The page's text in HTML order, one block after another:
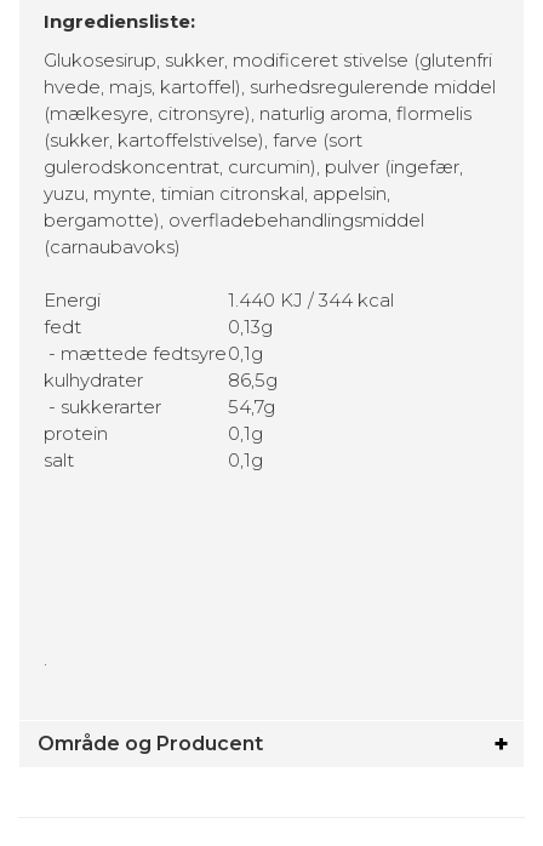
Ingrediensliste:
Glukosesirup, sukker, modificeret stivelse (glutenfri
hvede, majs, kartoffel), surhedsregulerende middel
(mælkesyre, citronsyre), naturlig aroma, flormelis
(sukker, kartoffelstivelse), farve (sort
gulerodskoncentrat, curcumin), pulver (ingefær,
yuzu, mynte, timian citronskal, appelsin,
bergamotte), overfladebehandlingsmiddel
(carnaubavoks)
Energi
1.440 KJ / 344 kcal
fedt
0,13g
- mættede fedtsyre0,1g
kulhydrater
86,5g
- sukkerarter
54,7g
protein
0,1g
salt
0,1g
.
Område og Producent